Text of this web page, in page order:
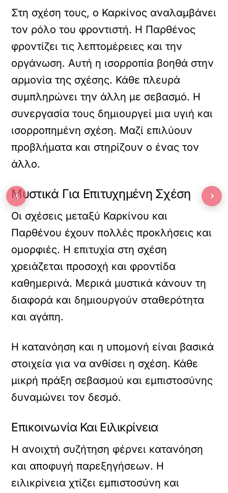
Στη σχέση τους, ο Καρκίνος αναλαμβάνει
τον ρόλο του φροντιστή. Η Παρθένος
φροντίζει τις λεπτομέρειες και την
οργάνωση. Αυτή η ισορροπία βοηθά στην
αρμονία της σχέσης. Κάθε πλευρά
συμπληρώνει την άλλη με σεβασμό. Η
συνεργασία τους δημιουργεί μια υγιή και
ισορροπημένη σχέση. Μαζί επιλύουν
προβλήματα και στηρίζουν ο ένας τον
άλλο.
Μυστικά Για Επιτυχημένη Σχέση
Οι σχέσεις μεταξύ Καρκίνου και
Παρθένου έχουν πολλές προκλήσεις και
ομορφιές. Η επιτυχία στη σχέση
χρειάζεται προσοχή και φροντίδα
καθημερινά. Μερικά μυστικά κάνουν τη
διαφορά και δημιουργούν σταθερότητα
και αγάπη.
Η κατανόηση και η υπομονή είναι βασικά
στοιχεία για να ανθίσει η σχέση. Κάθε
μικρή πράξη σεβασμού και εμπιστοσύνης
δυναμώνει τον δεσμό.
Επικοινωνία Και Ειλικρίνεια
Η ανοιχτή συζήτηση φέρνει κατανόηση
και αποφυγή παρεξηγήσεων. Η
ειλικρίνεια χτίζει εμπιστοσύνη και
‹ ›